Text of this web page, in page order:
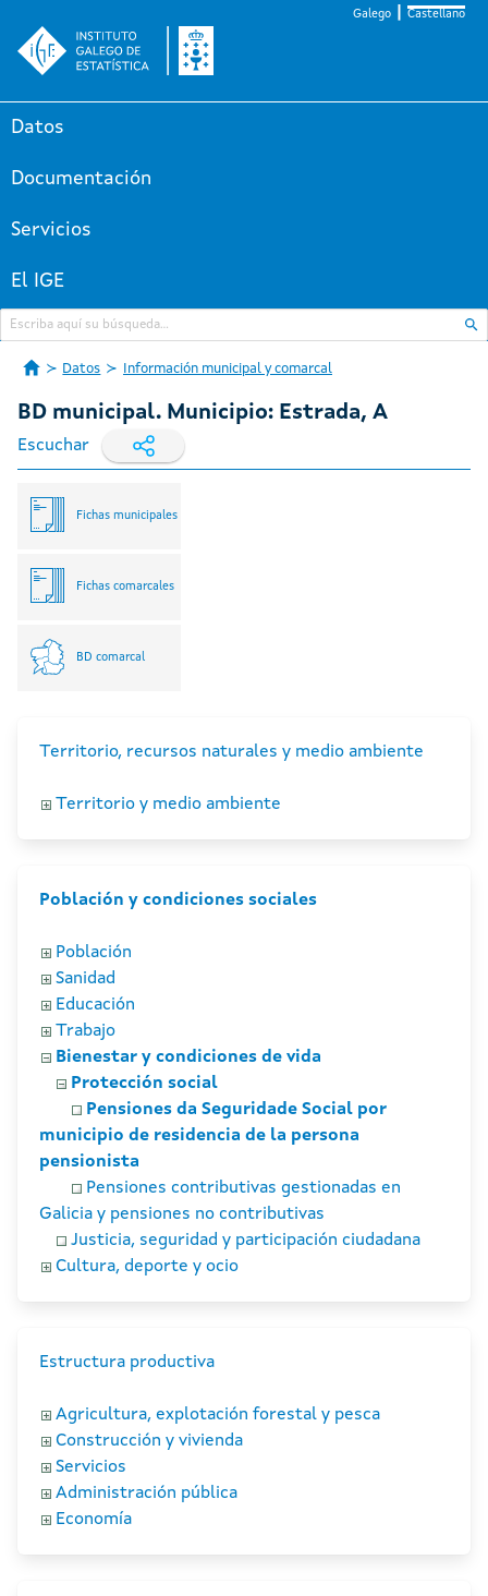
Galego Castellano
Datos
Documentación
Servicios
El IGE
Datos Información municipal y comarcal
BD municipal. Municipio: Estrada, A
Escuchar
Fichas municipales
Fichas comarcales
BD comarcal
Territorio, recursos naturales y medio ambiente
Territorio y medio ambiente
Población y condiciones sociales
Población
Sanidad
Educación
Trabajo
Bienestar y condiciones de vida
Protección social
Pensiones da Seguridade Social por
municipio de residencia de la persona
pensionista
Pensiones contributivas gestionadas en
Galicia y pensiones no contributivas
Justicia, seguridad y participación ciudadana
Cultura, deporte y ocio
Estructura productiva
Agricultura, explotación forestal y pesca
Construcción y vivienda
Servicios
Administración pública
Economía